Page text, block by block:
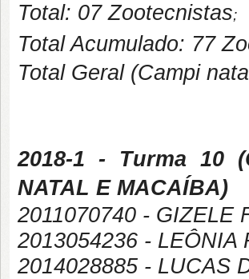
Total: 07 Zootecnistas;
Total Acumulado: 77
Total Geral (Campi
2018-1 - Turma 10 (
NATAL E MACAÍBA)
2011070740 - GIZELE
2013054236 - LEÔNIA
2014028885 - LUCAS